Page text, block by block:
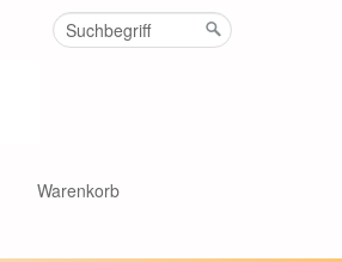
Warenkorb